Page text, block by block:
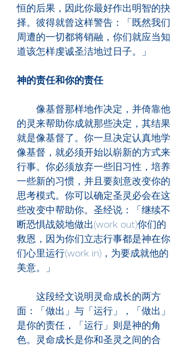
恒的后果，因此你最好作出明智的抉
择。彼得就曾这样警告：「既然我们
周遭的一切都将销融，你们就应当知
道该怎样虔诚圣洁地过日子。」
神的责任和你的责任
像基督那样地作决定，并倚靠他
的灵来帮助你成就那些决定，其结果
就是像基督了。你一旦决定认真地学
像基督，就必须开始以崭新的方式来
行事。你必须放弃一些旧习性，培养
一些新的习惯，并且要刻意改变你的
思考模式。你可以确定圣灵必会在这
些改变中帮助你。圣经说：「继续不
断恐惧战兢地做出(work out)你们的
救恩，因为你们立志行事都是神在你
们心里运行(work in)，为要成就他的
美意。」
这段经文说明灵命成长的两方
面：「做出」与「运行」，「做出」
是你的责任，「运行」则是神的角
色。灵命成长是你和圣灵之间的合